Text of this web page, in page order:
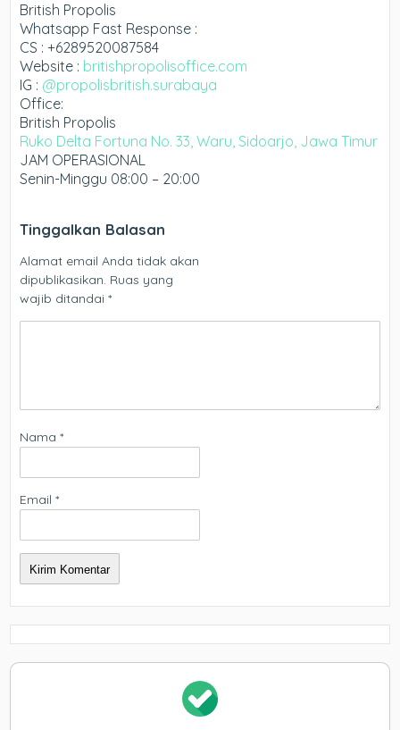
British Propolis
Whatsapp Fast Response :
CS : +6289520087584
Website : britishpropolisoffice.com
IG : @propolisbritish.surabaya
Office:
British Propolis
Ruko Delta Fortuna No. 33, Waru, Sidoarjo, Jawa Timur
JAM OPERASIONAL
Senin-Minggu 08:00 – 20:00
Tinggalkan Balasan
Alamat email Anda tidak akan
dipublikasikan. Ruas yang
wajib ditandai*
Nama*
Email*